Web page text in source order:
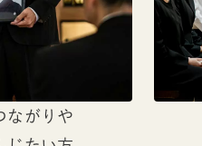
ながりや